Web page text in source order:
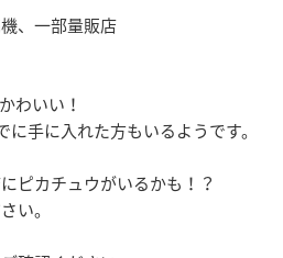
、一部量販店
わいい！
手に入れた方もいるようです。
ピカチュウがいるかも！？
い。